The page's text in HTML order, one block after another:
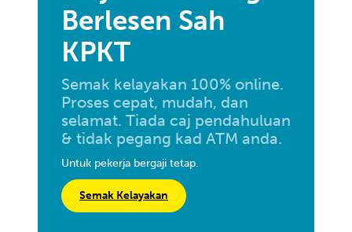
Berlesen Sah
KPKT
Semak kelayakan 100% online.
Proses cepat, mudah, dan
selamat. Tiada caj pendahuluan
& tidak pegang kad ATM anda.
Untuk pekerja bergaji tetap.
Semak Kelayakan